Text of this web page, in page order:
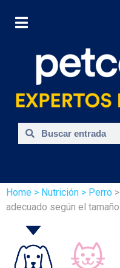
Home > Nutrición > Perro
adecuado según el